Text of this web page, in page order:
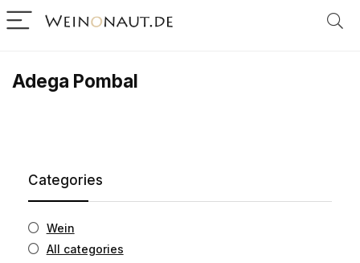
Adega Pombal
Categories
Wein
All categories